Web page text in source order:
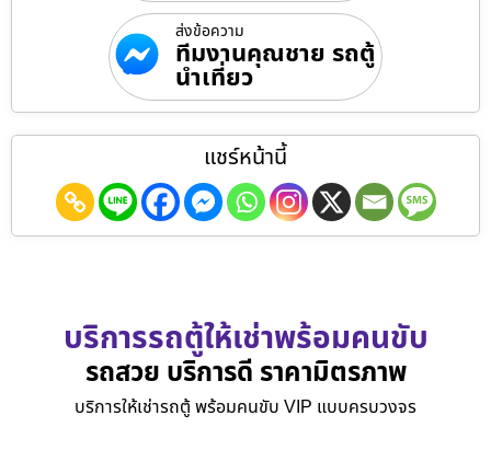
ส่งข้อความ
ทีมงานคุณชาย รถตู้
นำเที่ยว
แชร์หน้านี้
บริการรถตู้ให้เช่าพร้อมคนขับ
รถสวย บริการดี ราคามิตรภาพ
บริการให้เช่ารถตู้ พร้อมคนขับ VIP แบบครบวงจร